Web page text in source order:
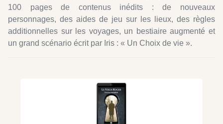
100 pages de contenus inédits : de nouveaux
personnages, des aides de jeu sur les lieux, des règles
additionnelles sur les voyages, un bestiaire augmenté et
un grand scénario écrit par Iris : « Un Choix de vie ».